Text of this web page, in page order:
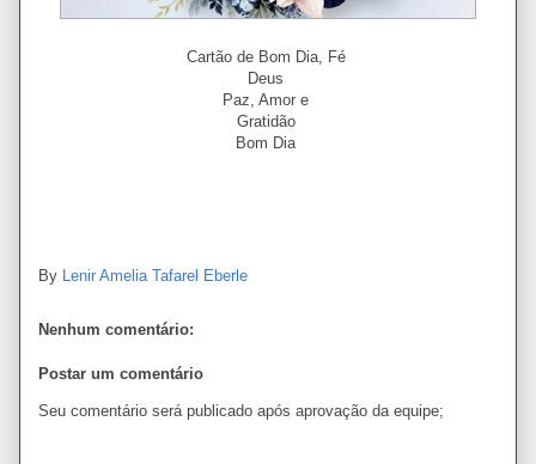
Cartão de Bom Dia, Fé
Deus
Paz, Amor e
Gratidão
Bom Dia
By Lenir Amelia Tafarel Eberle
Nenhum comentário:
Postar um comentário
Seu comentário será publicado após aprovação da equipe;